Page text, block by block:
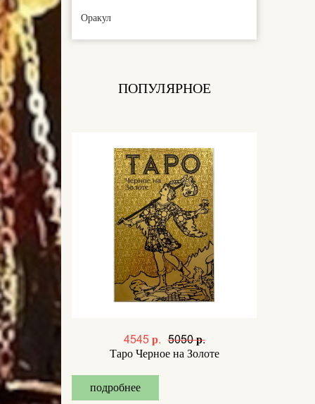
Оракул
ПОПУЛЯРНОЕ
4545 р. 5050 р.
Таро Черное на Золоте
подробнее